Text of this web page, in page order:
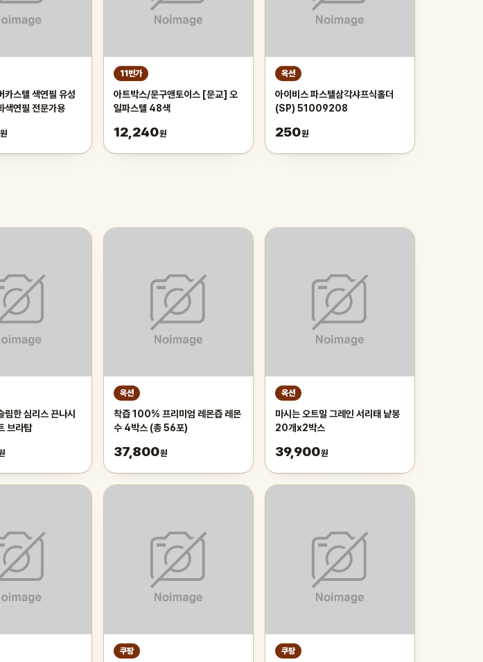
카스텔 색연필 유성
색연필 전문가용
원
11번가
아트박스/문구앤토이스 [문교] 오
일파스텔 48색
12,240원
옥션
아이비스 파스텔삼각샤프식홀더
(SP) 51009208
250원
림한 심리스 끈나시
브라탑
옥션
착즙 100% 프리미엄 레몬즙 레몬
수 4박스 (총 56포)
37,800원
옥션
마시는 오트밀 그레인 서리태 낱봉
20개x2박스
39,900원
쿠팡 쿠팡